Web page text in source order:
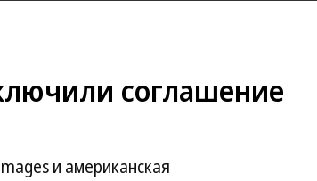
соглашение
и американская